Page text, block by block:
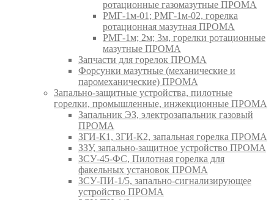
ротационные газомазутные ПРОМА
РМГ-1м-01; РМГ-1м-02, горелка
ротационная мазутная ПРОМА
РМГ-1м; 2м; 3м, горелки ротационные
мазутные ПРОМА
Запчасти для горелок ПРОМА
Форсунки мазутные (механические и
паромеханические) ПРОМА
Запально-защитные устройства, пилотные
горелки, промышленные, инжекционные ПРОМА
Запальник ЭЗ, электрозапальник газовый
ПРОМА
ЗГИ-К1, ЗГИ-К2, запальная горелка ПРОМА
ЗЗУ, запально-защитное устройство ПРОМА
ЗСУ-45-ФС, Пилотная горелка для
факельных установок ПРОМА
ЗСУ-ПИ-1/5, запально-сигнализирующее
устройство ПРОМА